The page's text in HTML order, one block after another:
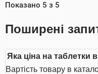
Показано 5 з 5
Поширені
Яка ціна на таблетки
Вартість товару в